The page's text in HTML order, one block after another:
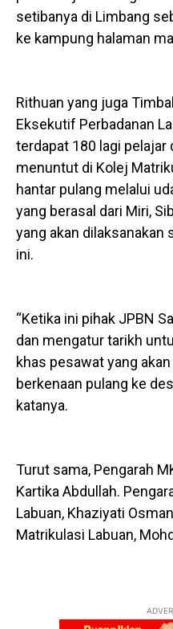
setibanya di Limbang
ke kampung halaman
Rithuan yang juga
Eksekutif Perbadanan
terdapat 180 lagi pelajar
menuntut di Kolej
hantar pulang melalui
yang berasal dari Miri,
yang akan
ini.
“Ketika ini pihak JPBN
dan mengatur tarikh
khas pesawat yang
berkenaan pulang ke
katanya.
Turut sama, Pengarah
Kartika Abdullah.
Labuan, Khaziyati
Matrikulasi Labuan,